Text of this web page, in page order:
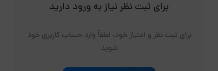
برای ثبت نظر نیاز به ورود دارید
برای ثبت نظر و امتیاز خود، لطفاً وارد حساب کاربری خود
شوید